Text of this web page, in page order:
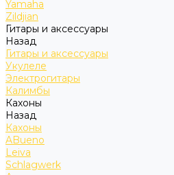
Yamaha
Zildjian
Гитары и аксессуары
Назад
Гитары и аксессуары
Укулеле
Электрогитары
Калимбы
Кахоны
Назад
Кахоны
ABueno
Leiva
Schlagwerk